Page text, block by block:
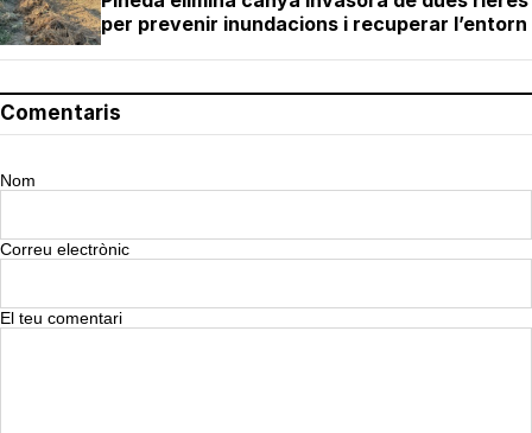
per prevenir inundacions i recuperar l’entorn
Comentaris
Nom
Correu electrònic
El teu comentari